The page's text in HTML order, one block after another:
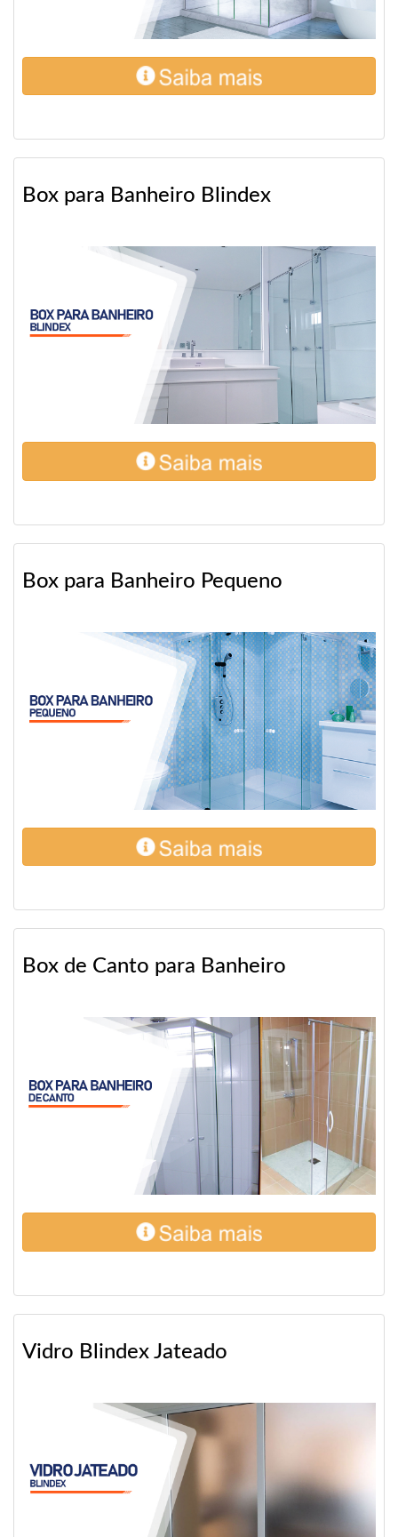
Box para Banheiro Blindex
Box para Banheiro Pequeno
Box de Canto para Banheiro
Vidro Blindex Jateado